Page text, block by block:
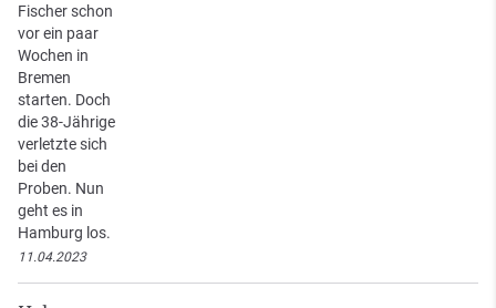
Fischer schon
vor ein paar
Wochen in
Bremen
starten. Doch
die 38-Jährige
verletzte sich
bei den
Proben. Nun
geht es in
Hamburg los.
11.04.2023